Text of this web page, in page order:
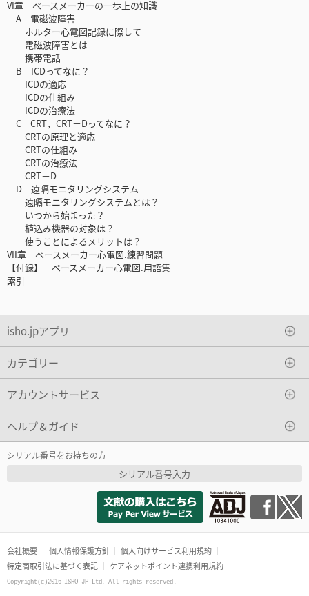
VI章 ペースメーカーの一歩上の知識
A 電磁波障害
ホルター心電図記録に際して
電磁波障害とは
携帯電話
B ICDってなに？
ICDの適応
ICDの仕組み
ICDの治療法
C CRT，CRT－Dってなに？
CRTの原理と適応
CRTの仕組み
CRTの治療法
CRT－D
D 遠隔モニタリングシステム
遠隔モニタリングシステムとは？
いつから始まった？
植込み機器の対象は？
使うことによるメリットは？
VII章 ペースメーカー心電図.練習問題
【付録】 ペースメーカー心電図.用語集
索引
isho.jpアプリ
カテゴリー
アカウントサービス
ヘルプ＆ガイド
シリアル番号をお持ちの方
シリアル番号入力
会社概要 個人情報保護方針
個人向けサービス利用規約
特定商取引法に基づく表記
ケアネットポイント連携利用規約
Copyright(c)2016 ISHO-JP Ltd. All rights reserved.